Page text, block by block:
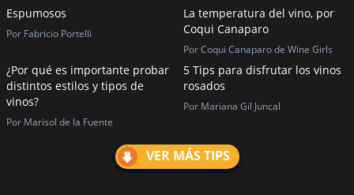
Espumosos
Por Fabricio Portelli
La temperatura del vino, por
Coqui Canaparo
Por Coqui Canaparo de Wine Girls
¿Por qué es importante probar
distintos estilos y tipos de
vinos?
Por Marisol de la Fuente
5 Tips para disfrutar los vinos
rosados
Por Mariana Gil Juncal
VER MÁS TIPS